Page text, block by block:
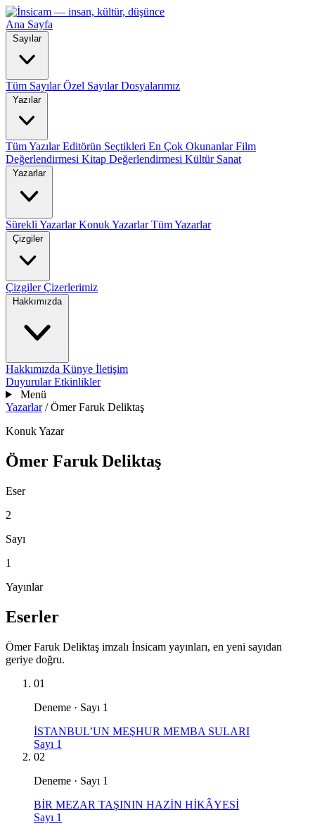
Ana Sayfa
Sayılar
Tüm SayılarÖzel SayılarDosyalarımız
Yazılar
Tüm YazılarEditörün Seçtikleri En Çok OkunanlarFilm
Değerlendirmesi Kitap Değerlendirmesi Kültür Sanat
Yazarlar
Sürekli YazarlarKonuk YazarlarTüm Yazarlar
Çizgiler
ÇizgilerÇizerlerimiz
Hakkımızda
Hakkımızda Künye İletişim
DuyurularEtkinlikler
Menü
Yazarlar / Ömer Faruk Deliktaş
Konuk Yazar
Ömer Faruk Deliktaş
Eser
2
Sayı
1
Yayınlar
Eserler
Ömer Faruk Deliktaş imzalı İnsicam yayınları, en yeni sayıdan
geriye doğru.
01
Deneme · Sayı 1
İSTANBUL’UN MEŞHUR MEMBA SULARI
Sayı 1
02
Deneme · Sayı 1
BİR MEZAR TAŞININ HAZİN HİKÂYESİ
Sayı 1